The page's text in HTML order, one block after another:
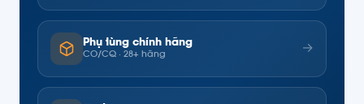
Phụ tùng chính hãng
CO/CQ · 28+ hãng →